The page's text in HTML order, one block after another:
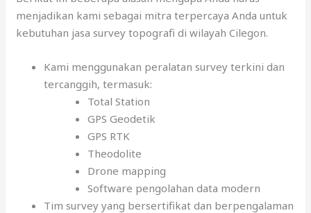
menjadikan kami sebagai mitra terpercaya Anda untuk
kebutuhan jasa survey topografi di wilayah Cilegon.
Kami menggunakan peralatan survey terkini dan
tercanggih, termasuk:
Total Station
GPS Geodetik
GPS RTK
Theodolite
Drone mapping
Software pengolahan data modern
Tim survey yang bersertifikat dan berpengalaman